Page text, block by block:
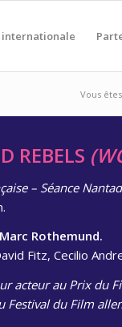
Vous
REBELS
– Séance
Rothemund.
Fitz, Cecilio
acteur au Prix du
Festival du Film